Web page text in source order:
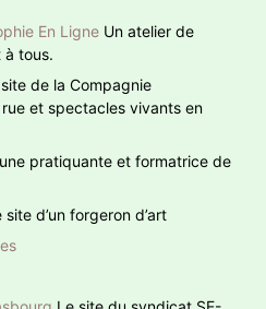
En Ligne Un atelier de
à tous.
de la Compagnie
et spectacles vivants en
pratiquante et formatrice de
site d’un forgeron d’art